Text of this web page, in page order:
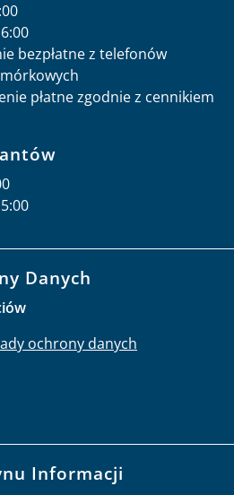
bezpłatne z telefonów
płatne zgodnie z cennikiem
Danych
ochrony danych
Informacji